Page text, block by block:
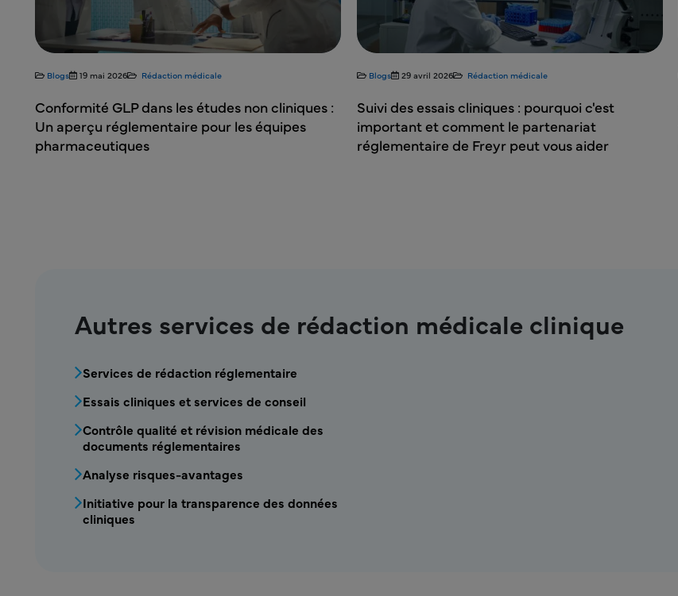
Blogs 19 mai 2026 Rédaction médicale
Conformité GLP dans les études non cliniques :
Un aperçu réglementaire pour les équipes
pharmaceutiques
Blogs 29 avril 2026 Rédaction médicale
Suivi des essais cliniques : pourquoi c'est
important et comment le partenariat
réglementaire de Freyr peut vous aider
Autres services de rédaction médicale clinique
MPR Services cliniques Bloc de menu
Services de rédaction réglementaire
Essais cliniques et services de conseil
Contrôle qualité et révision médicale des
documents réglementaires
Analyse risques-avantages
Initiative pour la transparence des données
cliniques